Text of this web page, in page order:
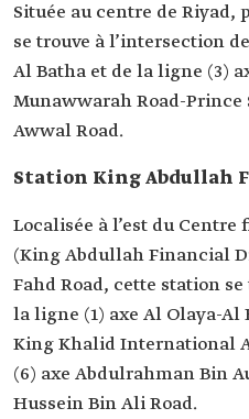
Située au centre de Riyad,
se trouve à l’intersection
Al Batha et de la ligne (3)
Munawwarah Road-
Awwal Road.
Station King Abdullah
Localisée à l’est du
(King Abdullah Financial
Fahd Road, cette station
la ligne (1) axe Al Olaya-Al
King Khalid International
(6) axe Abdulrahman Bin
Hussein Bin Ali Road.